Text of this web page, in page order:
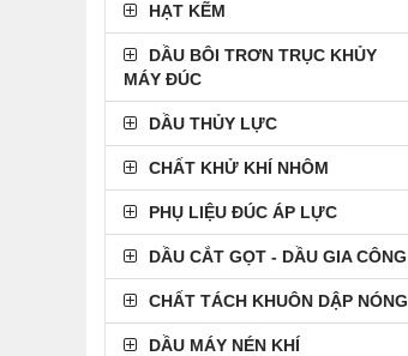
HẠT KẼM
DẦU BÔI TRƠN TRỤC KHỦY
MÁY ĐÚC
DẦU THỦY LỰC
CHẤT KHỬ KHÍ NHÔM
PHỤ LIỆU ĐÚC ÁP LỰC
DẦU CẮT GỌT - DẦU GIA CÔNG
CHẤT TÁCH KHUÔN DẬP NÓNG
DẦU MÁY NÉN KHÍ